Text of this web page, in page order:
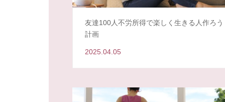
友達100人不労所得で楽しく生きる人作ろう
計画
2025.04.05